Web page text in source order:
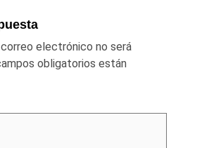
electrónico no será
obligatorios están